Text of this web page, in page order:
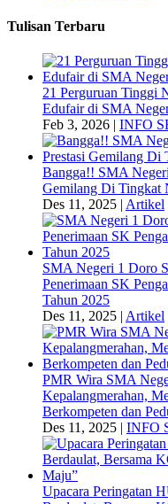
Tulisan Terbaru
21 Perguruan Tinggi
Edufair di SMA
Feb 3, 2026 | INFO
Bangga!! SMA
Gemilang Di Tingkat
Des 11, 2025 | Artikel
SMA Negeri 1 Doro
Penerimaan SK
Tahun 2025
Des 11, 2025 | Artikel
PMR Wira SMA
Kepalangmerahan,
Berkompeten dan
Des 11, 2025 | INFO
Upacara Peringatan